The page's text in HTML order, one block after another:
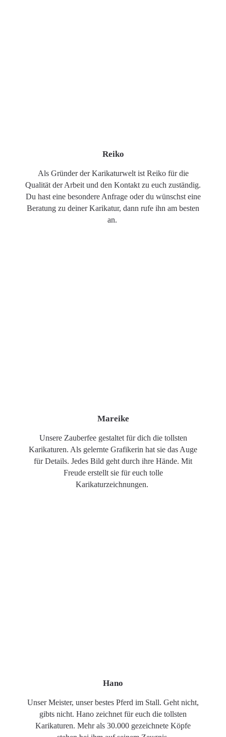
Reiko
Als Gründer der Karikaturwelt ist Reiko für die
Qualität der Arbeit und den Kontakt zu euch zuständig.
Du hast eine besondere Anfrage oder du wünschst eine
Beratung zu deiner Karikatur, dann rufe ihn am besten
an.
Mareike
Unsere Zauberfee gestaltet für dich die tollsten
Karikaturen. Als gelernte Grafikerin hat sie das Auge
für Details. Jedes Bild geht durch ihre Hände. Mit
Freude erstellt sie für euch tolle
Karikaturzeichnungen.
Hano
Unser Meister, unser bestes Pferd im Stall. Geht nicht,
gibts nicht. Hano zeichnet für euch die tollsten
Karikaturen. Mehr als 30.000 gezeichnete Köpfe